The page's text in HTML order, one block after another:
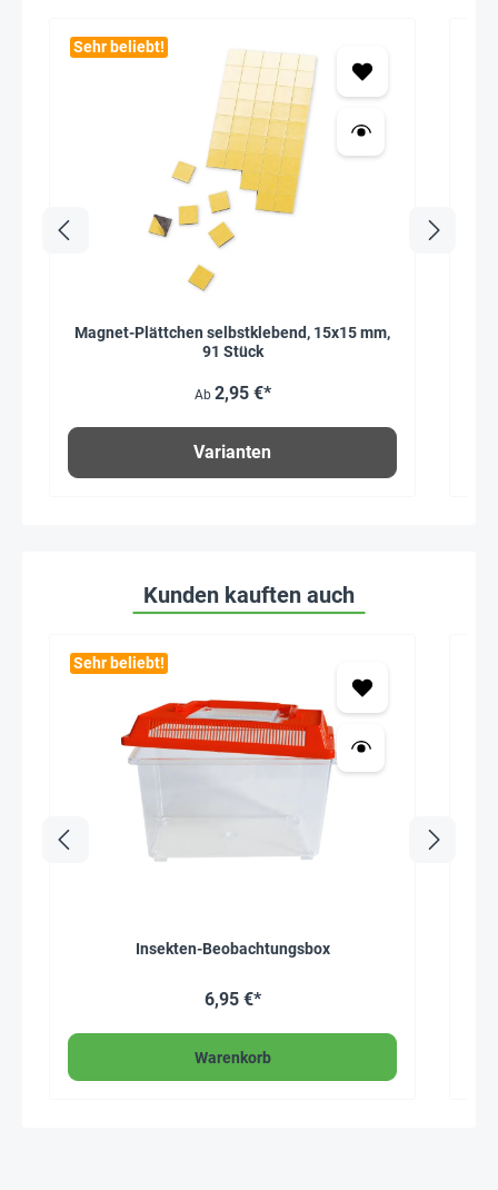
Sehr beliebt!
Magnet-Plättchen selbstklebend, 15x15 mm,
91 Stück
Ab 2,95 €*
Varianten
Kunden kauften auch
Sehr beliebt!
Insekten-Beobachtungsbox
6,95 €*
Warenkorb